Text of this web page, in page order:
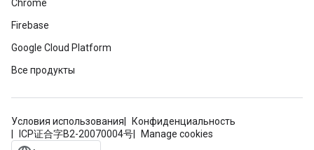
Chrome
Firebase
Google Cloud Platform
Все продукты
Условия использования
Конфиденциальность
ICP证合字B2-20070004号
Manage cookies